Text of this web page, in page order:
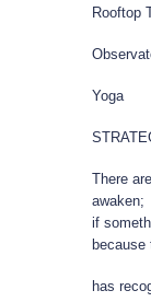
Rooftop
Yoga
There
awaken;
if
because
has